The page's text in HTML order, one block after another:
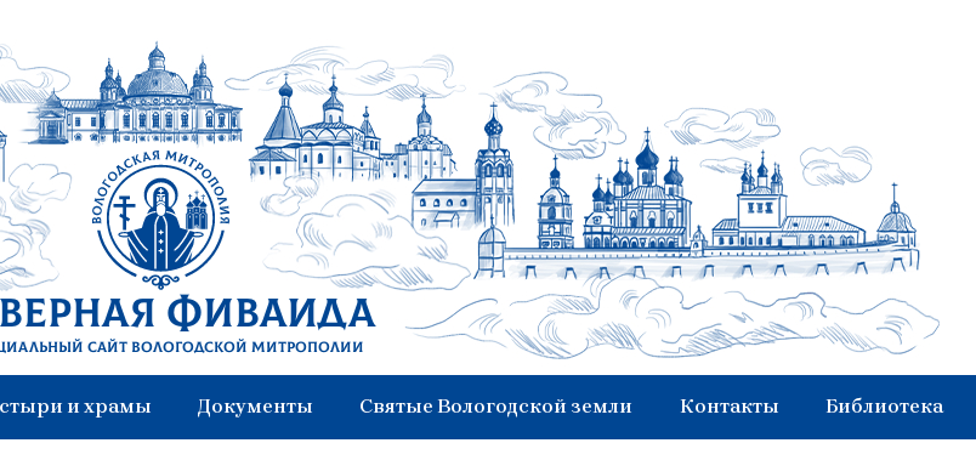
Фиваида
сайт Вологодской митрополии
и храмы Документы Святые Вологодской земли Контакты Библиотека